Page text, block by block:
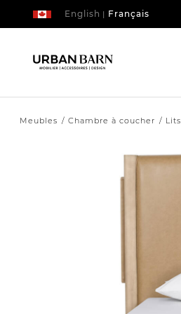
| Français
English
Meubles Chambre à coucher Lits